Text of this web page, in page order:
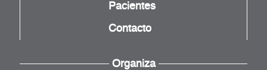
Pacientes
Contacto
Organiza